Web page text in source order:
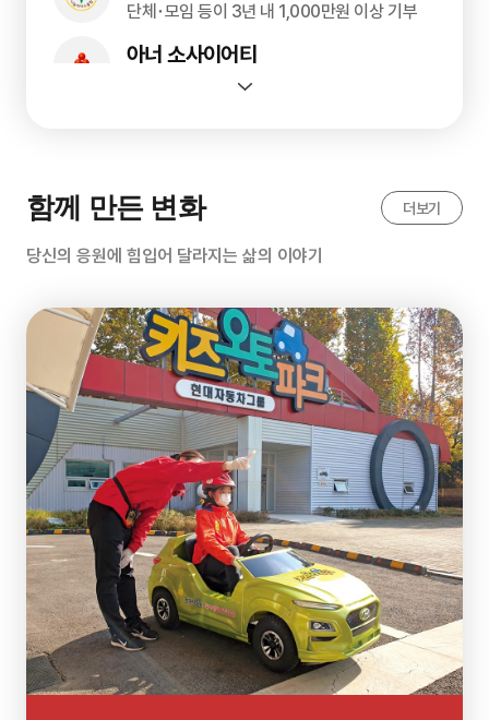
단체･모임 등이 3년 내 1,000만원 이상 기부
아너 소사이어티
개인이 1억원 이상 일시기부 또는 5년간 약정
중소기업이 1억원 이상 일시기부 또는 5년간
함께 만든 변화
당신의 응원에 힘입어 달라지는 삶의 이야기
더보기